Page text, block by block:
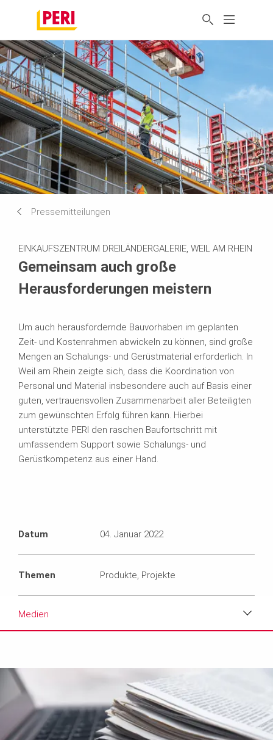
Pressemitteilungen
EINKAUFSZENTRUM DREILÄNDERGALERIE, WEIL AM RHEIN
Gemeinsam auch große
Herausforderungen meistern
Um auch herausfordernde Bauvorhaben im geplanten
Zeit- und Kostenrahmen abwickeln zu können, sind große
Mengen an Schalungs- und Gerüstmaterial erforderlich. In
Weil am Rhein zeigte sich, dass die Koordination von
Personal und Material insbesondere auch auf Basis einer
guten, vertrauensvollen Zusammenarbeit aller Beteiligten
zum gewünschten Erfolg führen kann. Hierbei
unterstützte PERI den raschen Baufortschritt mit
umfassendem Support sowie Schalungs- und
Gerüstkompetenz aus einer Hand.
Datum 04. Januar 2022
Themen Produkte, Projekte
Medien
Medien
Medien
Text